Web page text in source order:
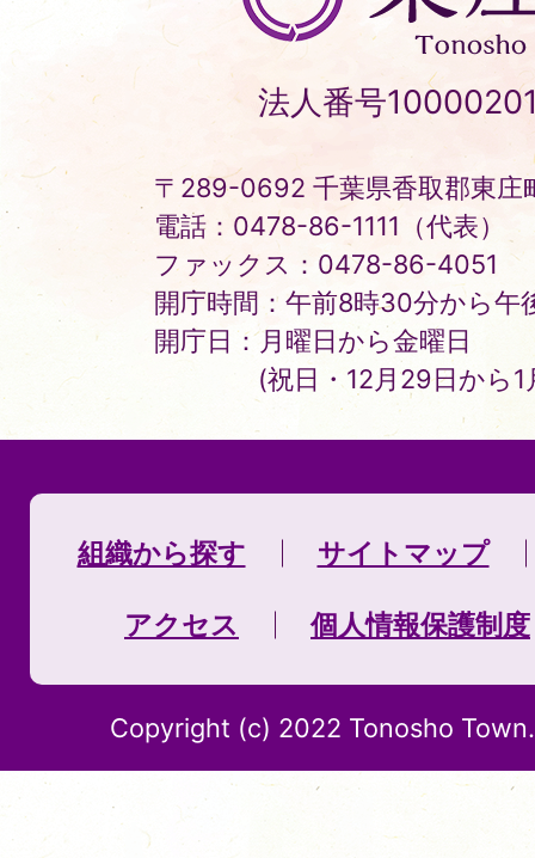
町
Tonosho
Town
法人番号
〒289-0692 千葉県香取郡東庄
電話：0478-86-1111（代表）
ファックス：0478-86-4051
開庁時間：午前8時30分から午
開庁日：月曜日から金曜日
(祝日・12月29日から
組織から探す サイトマップ
アクセス 個人情報保護制度
Copyright (c) 2022 Tonosho